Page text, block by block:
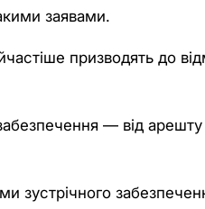
заявами.
призводять до
— від
зустрічного